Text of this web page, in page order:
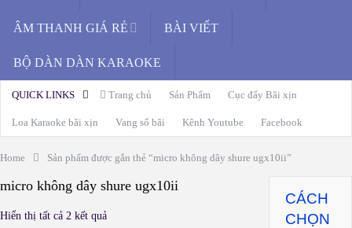
ÂM THANH GIÁ RẺ BÀI VIẾT
BỘ DÀN DÀN KARAOKE
QUICK LINKS Trang chủ Sản Phẩm Cục đẩy Bãi xịn
Loa Karaoke bãi xịn Vang số bãi Kênh Youtube Facebook
Home Sản phẩm được gắn thẻ “micro không dây shure ugx10ii”
micro không dây shure ugx10ii
Hiển thị tất cả 2 kết quả
CÁCH
CHỌN